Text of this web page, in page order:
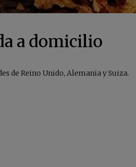
a domicilio
de Reino Unido, Alemania y Suiza.